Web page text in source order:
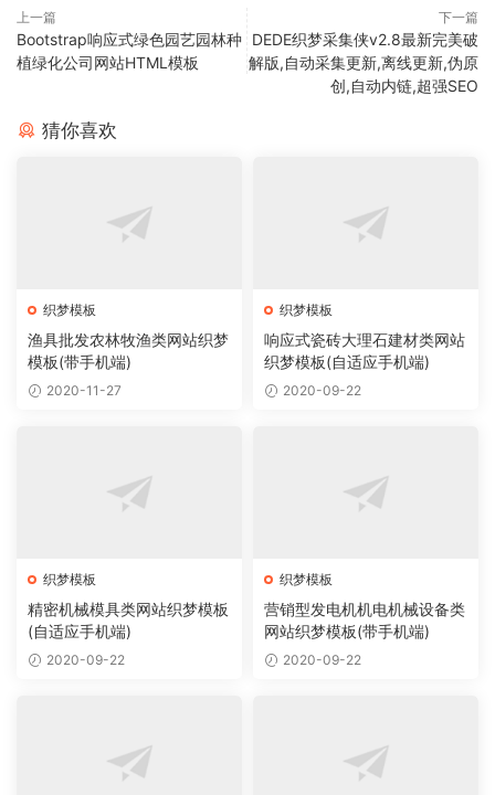
上一篇
Bootstrap响应式绿色园艺园林种
植绿化公司网站HTML模板
下一篇
DEDE织梦采集侠v2.8最新完美破
解版,自动采集更新,离线更新,伪原
创,自动内链,超强SEO
猜你喜欢
织梦模板
渔具批发农林牧渔类网站织梦
模板(带手机端)
2020-11-27
织梦模板
响应式瓷砖大理石建材类网站
织梦模板(自适应手机端)
2020-09-22
织梦模板
精密机械模具类网站织梦模板
(自适应手机端)
2020-09-22
织梦模板
营销型发电机机电机械设备类
网站织梦模板(带手机端)
2020-09-22